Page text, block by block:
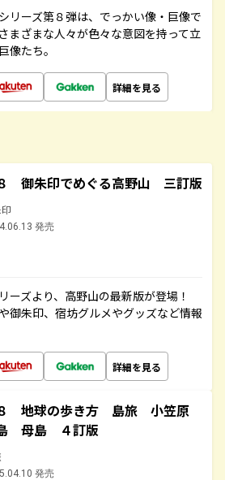
リーズ第８弾は、でっかい像・巨像で
まざまな人々が色々な意図を持って立
像たち。
詳細を見る
御朱印でめぐる高野山 三訂版
発売
ーズより、高野山の最新版が登場！
御朱印、宿坊グルメやグッズなど情報
詳細を見る
地球の歩き方 島旅 小笠原
母島 ４訂版
発売